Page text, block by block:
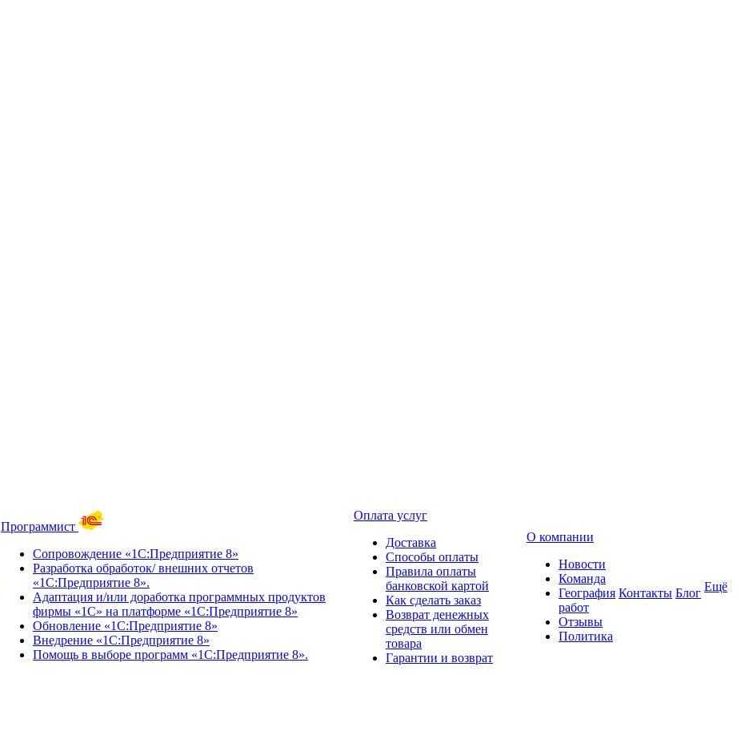
Программист
Сопровождение «1С:Предприятие 8»
Разработка обработок/ внешних отчетов
«1С:Предприятие 8».
Адаптация и/или доработка программных продуктов
фирмы «1С» на платформе «1С:Предприятие 8»
Обновление «1С:Предприятие 8»
Внедрение «1С:Предприятие 8»
Помощь в выборе программ «1С:Предприятие 8».
Оплата услуг
Доставка
Способы оплаты
Правила оплаты
банковской картой
Как сделать заказ
Возврат денежных
средств или обмен
товара
Гарантии и возврат
О компании
Новости
Команда
География
работ
Отзывы
Политика
Контакты Блог Ещё